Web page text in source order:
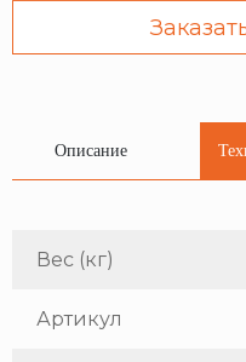
Описание
Вес (кг)
Артикул